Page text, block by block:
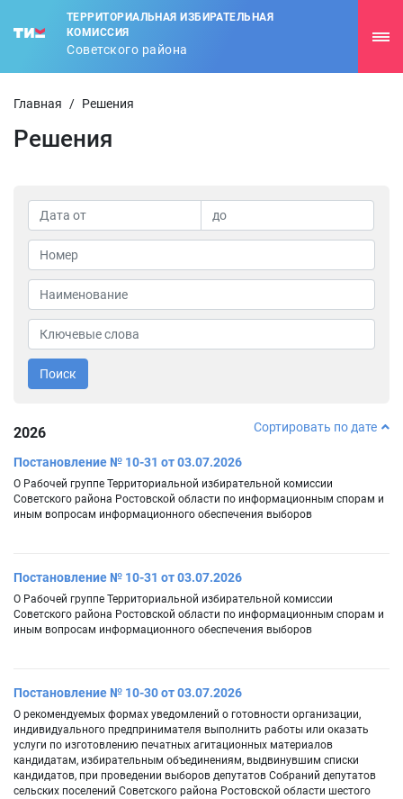
ТЕРРИТОРИАЛЬНАЯ ИЗБИРАТЕЛЬНАЯ
КОМИССИЯ
Советского района
Главная / Решения
Решения
Поиск
2026 Сортировать по дате
Постановление № 10-31 от 03.07.2026
О Рабочей группе Территориальной избирательной комиссии
Советского района Ростовской области по информационным спорам и
иным вопросам информационного обеспечения выборов
Постановление № 10-31 от 03.07.2026
О Рабочей группе Территориальной избирательной комиссии
Советского района Ростовской области по информационным спорам и
иным вопросам информационного обеспечения выборов
Постановление № 10-30 от 03.07.2026
О рекомендуемых формах уведомлений о готовности организации,
индивидуального предпринимателя выполнить работы или оказать
услуги по изготовлению печатных агитационных материалов
кандидатам, избирательным объединениям, выдвинувшим списки
кандидатов, при проведении выборов депутатов Собраний депутатов
сельских поселений Советского района Ростовской области шестого